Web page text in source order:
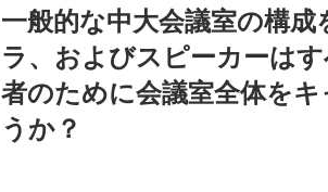
一般的な中大会議室の構
ラ、およびスピーカーは
者のために会議室全体を
うか？